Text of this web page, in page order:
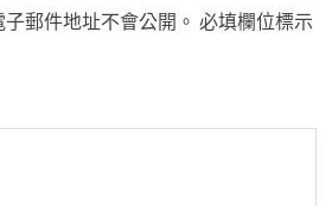
郵件地址不會公開。 必填欄位標示